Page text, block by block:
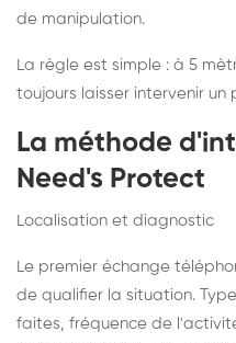
de manipulation.
La règle est simple : à 5
toujours laisser intervenir un
La méthode
Need's Protect
Localisation et diagnostic
Le premier échange
de qualifier la situation.
faites, fréquence de